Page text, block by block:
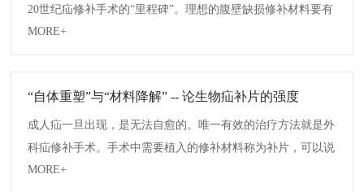
20世纪疝修补手术的“里程碑”。理想的腹壁缺损修补材料要有
相当的机械张力，耐受感染，尽量减少切口疼痛、局部不适、
切口感染...
MORE+
“自体重塑”与“材料降解” -- 论生物疝补片的强度
成人疝一旦出现，是无法自愈的。唯一有效的治疗方法就是外
科疝修补手术。手术中需要植入的修补材料称为补片，可以说
补片材料的特性很大程度上决定了疝修补手术的术后恢复质
MORE+